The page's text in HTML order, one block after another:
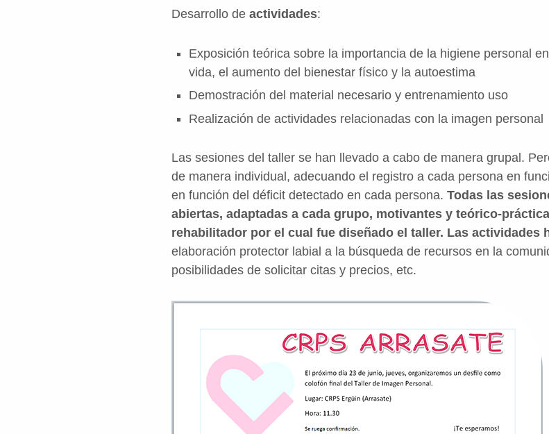
Desarrollo de actividades:
Exposición teórica sobre la importancia de la higiene personal
vida, el aumento del bienestar físico y la autoestima
Demostración del material necesario y entrenamiento uso
Realización de actividades relacionadas con la imagen personal
Las sesiones del taller se han llevado a cabo de manera grupal.
de manera individual, adecuando el registro a cada persona en
en función del déficit detectado en cada persona. Todas las
abiertas, adaptadas a cada grupo, motivantes y teórico-
rehabilitador por el cual fue diseñado el taller. Las actividades
elaboración protector labial a la búsqueda de recursos en la
posibilidades de solicitar citas y precios, etc.